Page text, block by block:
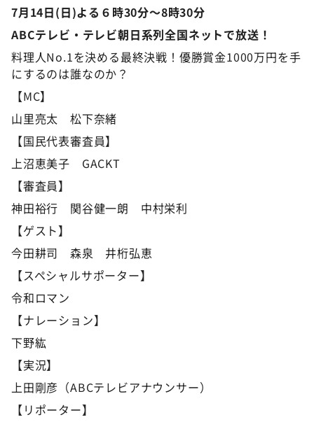
7月14日(日)よる６時30分～8時30分
ABCテレビ・テレビ朝日系列全国ネットで放送！
料理人No.1を決める最終決戦！優勝賞金1000万円を手
にするのは誰なのか？
【MC】
山里亮太 松下奈緒
【国民代表審査員】
上沼恵美子 GACKT
【審査員】
神田裕行 関谷健一朗 中村栄利
【ゲスト】
今田耕司 森泉 井桁弘恵
【スペシャルサポーター】
令和ロマン
【ナレーション】
下野紘
【実況】
上田剛彦（ABCテレビアナウンサー）
【リポーター】